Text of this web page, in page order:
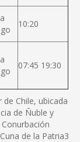
10:20
07:45 19:30
Chile, ubicada
de Ñuble y
de la Patria3